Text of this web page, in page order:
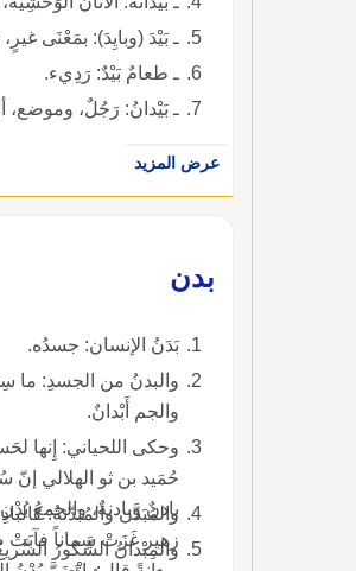
ـ بَيْدَ (وبايِدَ): بمَعْنَى
ـ طعامٌ بَيْدٌ: رَدِيء.
ـ بَيْدانُ: رَجُلٌ، وموضع،
عرض المزيد
بدن
بَدَنُ الإنسان: جسدُه.
والبدنُ من الجسدِ: ما
والجم أَبْدانٌ.
حُمَيد بن ثو الهلالي إنّ
والمُبَدَّن والمُبَدّنةُ:
والمِبْدانُ الشَّكورُ